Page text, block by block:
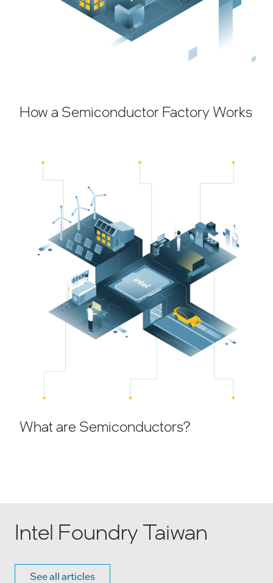
How a Semiconductor Factory Works
What are Semiconductors?
Intel Foundry Taiwan
See all articles